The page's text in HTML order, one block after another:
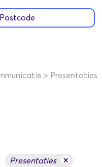
> Presentaties
Presentaties ×